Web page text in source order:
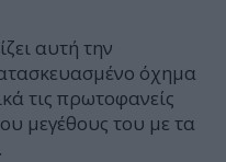
αυτή την
όχημα
τις πρωτοφανείς
μεγέθους του με τα